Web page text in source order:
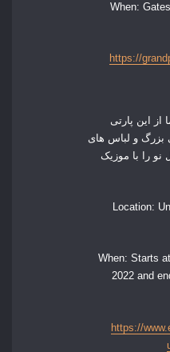
When:
https://
از این پارتی
بزرگ و لباس های
را با موزیک
Location:
When:Starts
2022 and
https://